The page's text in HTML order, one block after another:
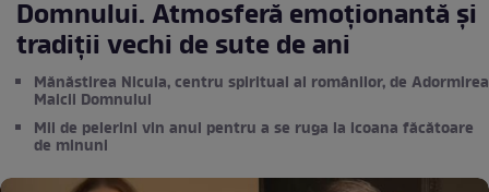
Domnului. Atmosferă emoționantă și
tradiții vechi de sute de ani
Mănăstirea Nicula, centru spiritual al românilor, de Adormirea
Maicii Domnului
Mii de pelerini vin anul pentru a se ruga la icoana făcătoare
de minuni